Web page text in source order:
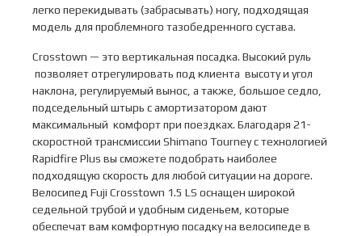
легко перекидывать (забрасывать) ногу, подходящая
модель для проблемного тазобедренного сустава.
Crosstown — это вертикальная посадка. Высокий руль
позволяет отрегулировать под клиента высоту и угол
наклона, регулируемый вынос, а также, большое седло,
подседельный штырь с амортизатором дают
максимальный комфорт при поездках. Благодаря 21-
скоростной трансмиссии Shimano Tourney с технологией
Rapidfire Plus вы сможете подобрать наиболее
подходящую скорость для любой ситуации на дороге.
Велосипед Fuji Crosstown 1.5 LS оснащен широкой
седельной трубой и удобным сиденьем, которые
обеспечат вам комфортную посадку на велосипеде в